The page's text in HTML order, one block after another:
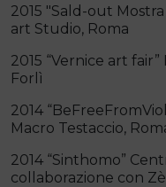
2015 "Sald-out
art Studio, Roma
2015 “Vernice art
Forlì
2014
Macro Testaccio,
2014 “Sinthomo”
collaborazione con